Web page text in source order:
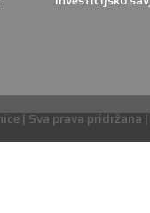
| Sva prava